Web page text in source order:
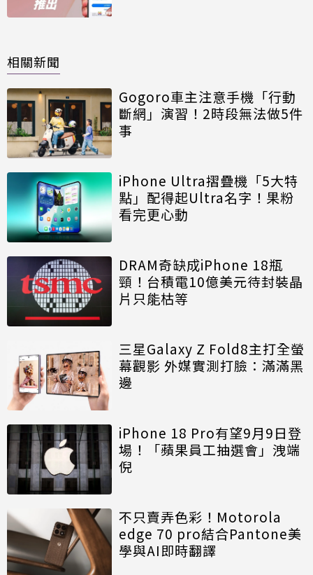
相關新聞
Gogoro車主注意手機「行動
斷網」演習！2時段無法做5件
事
iPhone Ultra摺疊機「5大特
點」配得起Ultra名字！果粉
看完更心動
DRAM奇缺成iPhone 18瓶
頸！台積電10億美元待封裝晶
片只能枯等
三星Galaxy Z Fold8主打全螢
幕觀影 外媒實測打臉：滿滿黑
邊
iPhone 18 Pro有望9月9日登
場！「蘋果員工抽選會」洩端
倪
不只賣弄色彩！Motorola
edge 70 pro結合Pantone美
學與AI即時翻譯